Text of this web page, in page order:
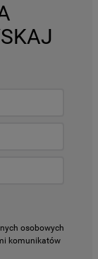
osobowych
komunikatów